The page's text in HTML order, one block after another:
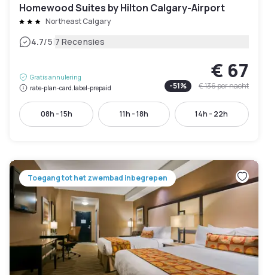
Homewood Suites by Hilton Calgary-Airport
Northeast Calgary
4.7/5|7 Recensies
Gratis annulering
rate-plan-card.label-prepaid
€ 67
-51% € 136per nacht
08h - 15h 11h - 18h 14h - 22h
Toegang tot het zwembad inbegrepen